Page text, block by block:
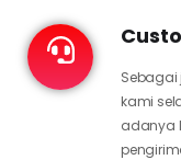
Sebagai
kami
adanya